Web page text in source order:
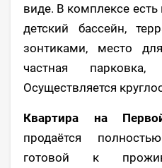
виде. В комплексе
детский бассейн,
зонтиками, место
частная
Осуществляется
Квартира на
продаётся
готовой к